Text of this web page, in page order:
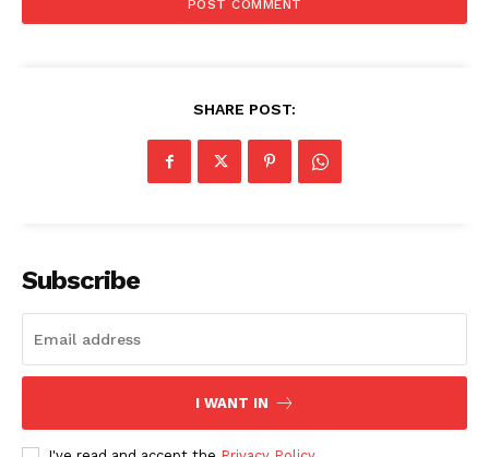
SHARE POST:
Subscribe
I WANT IN